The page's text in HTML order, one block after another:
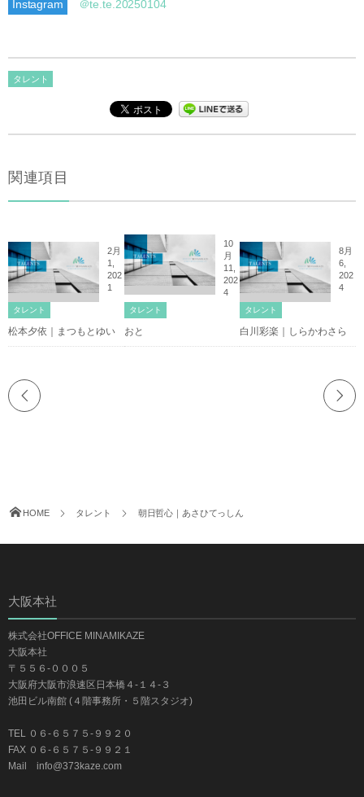
Instagram ＠te.te.20250104
タレント
関連項目
2月
1,
202
1
タレント
松本夕依｜まつもとゆい
10
月
11,
202
4
タレント
おと
8月
6,
202
4
タレント
白川彩楽｜しらかわさら
HOME タレント 朝日哲心｜あさひてっしん
大阪本社
株式会社OFFICE MINAMIKAZE
大阪本社
〒５５６-０００５
大阪府大阪市浪速区日本橋４-１４-３
池田ビル南館 (４階事務所・５階スタジオ)
TEL ０６-６５７５-９９２０
FAX ０６-６５７５-９９２１
Mail info@373kaze.com